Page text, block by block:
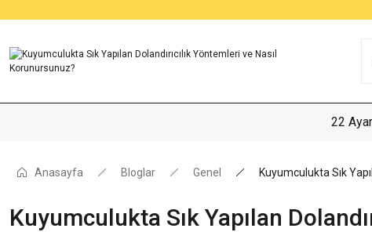
22 Ayar
Anasayfa Bloglar Genel Kuyumculukta Sık
Kuyumculukta Sık Yapılan